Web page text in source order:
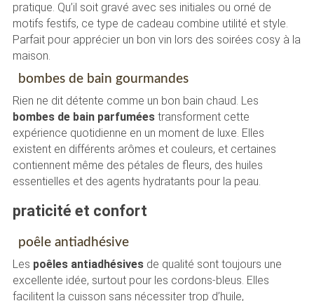
pratique. Qu’il soit gravé avec ses initiales ou orné de
motifs festifs, ce type de cadeau combine utilité et style.
Parfait pour apprécier un bon vin lors des soirées cosy à la
maison.
bombes de bain gourmandes
Rien ne dit détente comme un bon bain chaud. Les
bombes de bain parfuméestransforment cette
expérience quotidienne en un moment de luxe. Elles
existent en différents arômes et couleurs, et certaines
contiennent même des pétales de fleurs, des huiles
essentielles et des agents hydratants pour la peau.
praticité et confort
poêle antiadhésive
Les poêles antiadhésivesde qualité sont toujours une
excellente idée, surtout pour les cordons-bleus. Elles
facilitent la cuisson sans nécessiter trop d’huile,